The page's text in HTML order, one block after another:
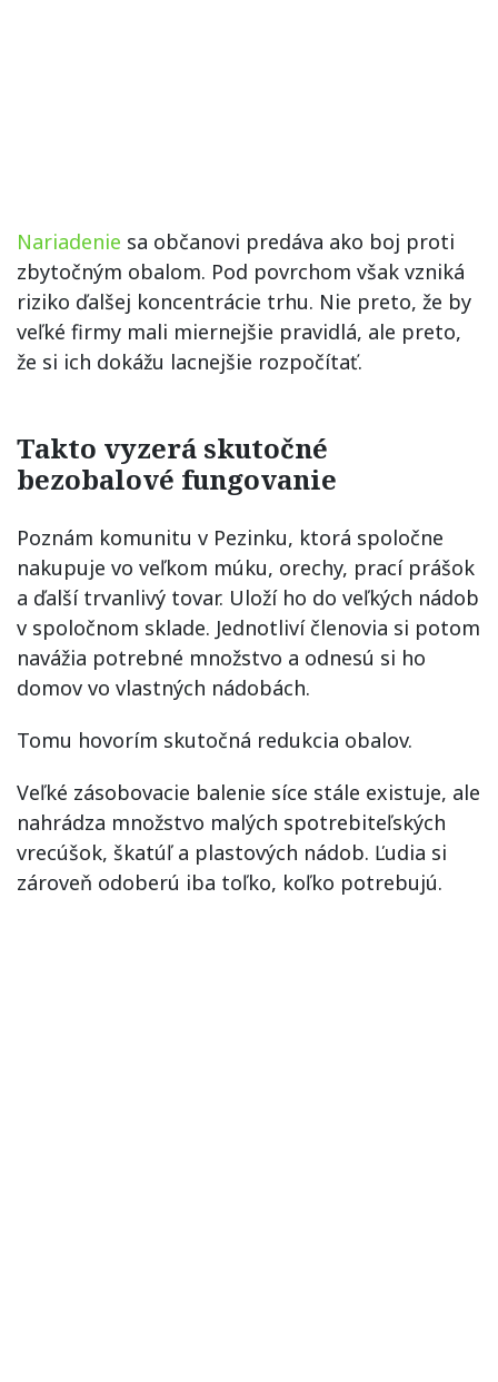
Nariadenie sa občanovi predáva ako boj proti
zbytočným obalom. Pod povrchom však vzniká
riziko ďalšej koncentrácie trhu. Nie preto, že by
veľké firmy mali miernejšie pravidlá, ale preto,
že si ich dokážu lacnejšie rozpočítať.
Takto vyzerá skutočné
bezobalové fungovanie
Poznám komunitu v Pezinku, ktorá spoločne
nakupuje vo veľkom múku, orechy, prací prášok
a ďalší trvanlivý tovar. Uloží ho do veľkých nádob
v spoločnom sklade. Jednotliví členovia si potom
navážia potrebné množstvo a odnesú si ho
domov vo vlastných nádobách.
Tomu hovorím skutočná redukcia obalov.
Veľké zásobovacie balenie síce stále existuje, ale
nahrádza množstvo malých spotrebiteľských
vrecúšok, škatúľ a plastových nádob. Ľudia si
zároveň odoberú iba toľko, koľko potrebujú.